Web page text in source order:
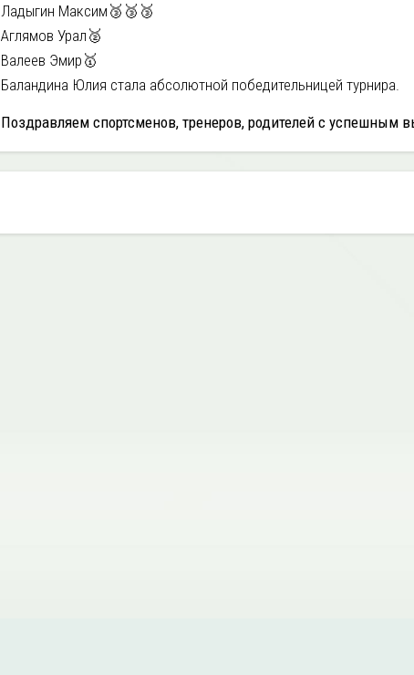
Ладыгин Максим🥉🥉🥉
Аглямов Урал🥈
Валеев Эмир🥇
Баландина Юлия стала абсолютной победительницей турнира.
Поздравляем спортсменов, тренеров, родителей с успешным